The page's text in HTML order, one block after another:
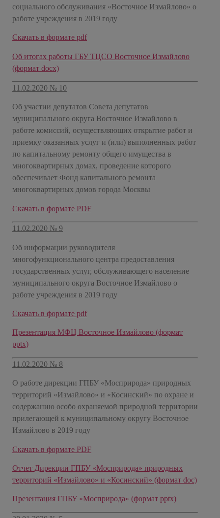
социального обслуживания «Восточное Измайлово» о
работе учреждения в 2019 году
Скачать в формате pdf
Об итогах работы ГБУ ТЦСО Восточное Измайлово
(формат docx)
11.02.2020 № 10
Об участии депутатов Совета депутатов
муниципального округа Восточное Измайлово в
работе комиссий, осуществляющих открытие работ и
приемку оказанных услуг и (или) выполненных работ
по капитальному ремонту общего имущества в
многоквартирных домах, проведение которого
обеспечивает Фонд капитального ремонта
многоквартирных домов города Москвы
Скачать в формате PDF
11.02.2020 № 9
Об информации руководителя
многофункционального центра предоставления
государственных услуг, обслуживающего население
муниципального округа Восточное Измайлово о
работе учреждения в 2019 году
Скачать в формате pdf
Презентация МФЦ Восточное Измайлово (формат
pptx)
11.02.2020 № 8
О работе дирекции ГПБУ «Мосприрода» природных
территорий «Измайлово» и «Косинский» по охране и
содержанию особо охраняемой природной территории
прилегающей к муниципальному округу Восточное
Измайлово в 2019 году
Скачать в формате PDF
Отчет Дирекции ГПБУ «Мосприрода» природных
территорий «Измайлово» и «Косинский» (формат doc)
Презентация ГПБУ «Мосприрода» (формат pptx)